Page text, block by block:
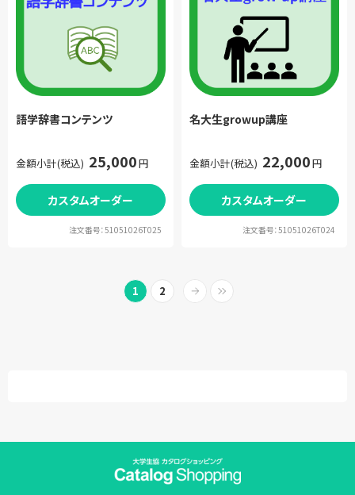
語学辞書コンテンツ
金額小計(税込) 25,000円
カスタムオーダー
注文番号：51051026T025
名大生growup講座
金額小計(税込) 22,000円
カスタムオーダー
注文番号：51051026T024
1 2